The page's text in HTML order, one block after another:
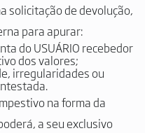
solicitação de devolução,
para apurar:
do USUÁRIO recebedor
dos valores;
irregularidades ou
na forma da
a seu exclusivo